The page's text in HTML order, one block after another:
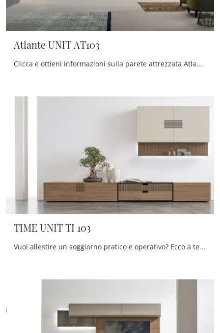
Atlante UNIT AT103
Clicca e ottieni informazioni sulla parete attrezzata Atlante UNIT AT103 dell'azienda Tomasella: è la soluzione dalle linee moderne perfetta per te.
TIME UNIT TI 103
Vuoi allestire un soggiorno pratico e operativo? Ecco a te la parete attrezzata TIME UNIT TI 103 Tomasella dalle linee decise moderne.